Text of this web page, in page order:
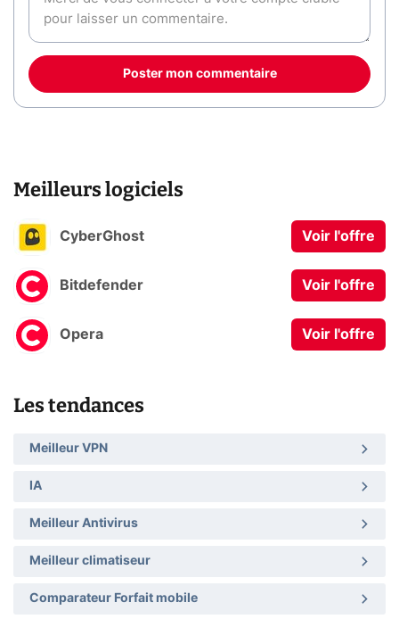
Poster mon commentaire
Meilleurs logiciels
CyberGhost Voir l'offre
Bitdefender Voir l'offre
Opera Voir l'offre
Les tendances
Meilleur VPN
IA
Meilleur Antivirus
Meilleur climatiseur
Comparateur Forfait mobile